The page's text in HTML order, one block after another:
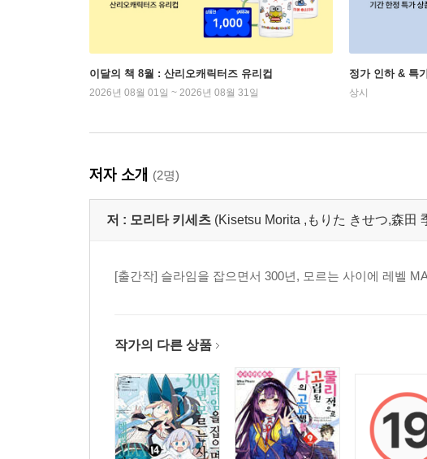
이달의 책 8월 : 산리오캐릭터즈 유리컵
2026년 08월 01일 ~ 2026년 08월 31일
정가 인하 & 특
상시
저자 소개 (2명)
저 : 모리타 키세츠 (Kisetsu Morita ,もりた きせつ,森田
[출간작] 슬라임을 잡으면서 300년, 모르는 사이에 레벨
작가의 다른 상품